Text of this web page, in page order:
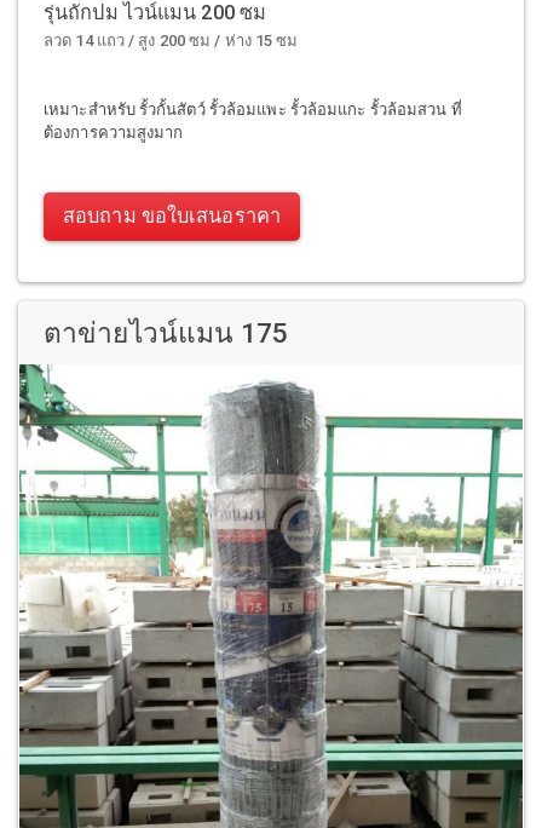
รุ่นถักปม ไวน์แมน 200 ซม
ลวด 14 แถว / สูง 200 ซม / ห่าง 15 ซม
เหมาะสำหรับ รั้วกั้นสัตว์ รั้วล้อมแพะ รั้วล้อมแกะ รั้วล้อมสวน ที่
ต้องการความสูงมาก
สอบถาม ขอใบเสนอราคา
ตาข่ายไวน์แมน 175